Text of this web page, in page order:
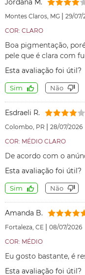
Jordana M.
Montes Claros, MG | 29/07/
COR: CLARO
Boa pigmentação,
pele que é clara com
Esta avaliação foi útil?
Sim Não
Esdraeli R.
Colombo, PR | 28/07/2026
COR: MÉDIO CLARO
De acordo com o
Esta avaliação foi útil?
Sim Não
Amanda B.
Fortaleza, CE | 08/07/2026
COR: MÉDIO
Eu gosto bastante, é
Esta avaliação foi útil?